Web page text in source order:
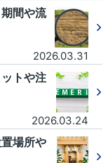
間や流
2026.03.31
トや注
2026.03.24
場所や